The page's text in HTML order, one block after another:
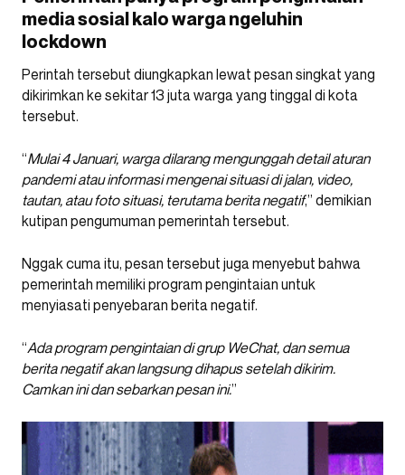
media sosial kalo warga ngeluhin
lockdown
Perintah tersebut diungkapkan lewat pesan singkat yang
dikirimkan ke sekitar 13 juta warga yang tinggal di kota
tersebut.
“Mulai 4 Januari, warga dilarang mengunggah detail aturan
pandemi atau informasi mengenai situasi di jalan, video,
tautan, atau foto situasi, terutama berita negatif,” demikian
kutipan pengumuman pemerintah tersebut.
Nggak cuma itu, pesan tersebut juga menyebut bahwa
pemerintah memiliki program pengintaian untuk
menyiasati penyebaran berita negatif.
“Ada program pengintaian di grup WeChat, dan semua
berita negatif akan langsung dihapus setelah dikirim.
Camkan ini dan sebarkan pesan ini.”